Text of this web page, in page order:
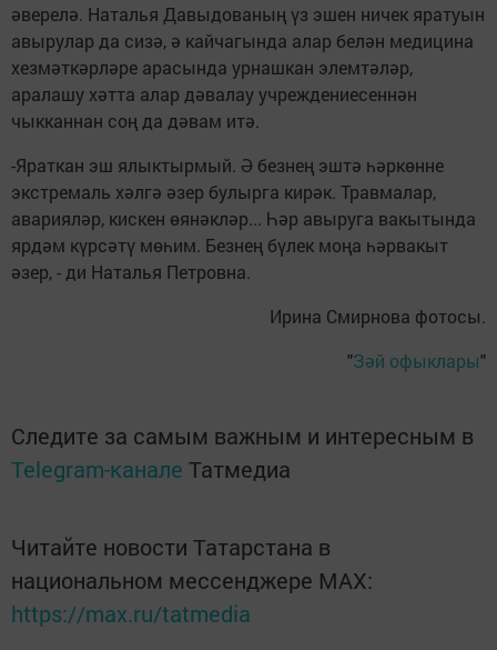
әверелә. Наталья Давыдованың үз эшен ничек яратуын
авырулар да сизә, ә кайчагында алар белән медицина
хезмәткәрләре арасында урнашкан элемтәләр,
аралашу хәтта алар дәвалау учреждениесеннән
чыкканнан соң да дәвам итә.
-Яраткан эш ялыктырмый. Ә безнең эштә һәркөнне
экстремаль хәлгә әзер булырга кирәк. Травмалар,
аварияләр, кискен өянәкләр... Һәр авыруга вакытында
ярдәм күрсәтү мөһим. Безнең бүлек моңа һәрвакыт
әзер, - ди Наталья Петровна.
Ирина Смирнова фотосы.
"Зәй офыклары"
Следите за самым важным и интересным в
Telegram-канале Татмедиа
Читайте новости Татарстана в
национальном мессенджере MАХ:
https://max.ru/tatmedia